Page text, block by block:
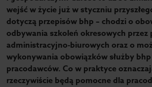
wejść w życie już w styczniu
dotyczą przepisów bhp – chodzi o
odbywania szkoleń okresowych
administracyjno-biurowych oraz o
wykonywania obowiązków służby
pracodawców. Co w praktyce
rzeczywiście będą pomocne dla